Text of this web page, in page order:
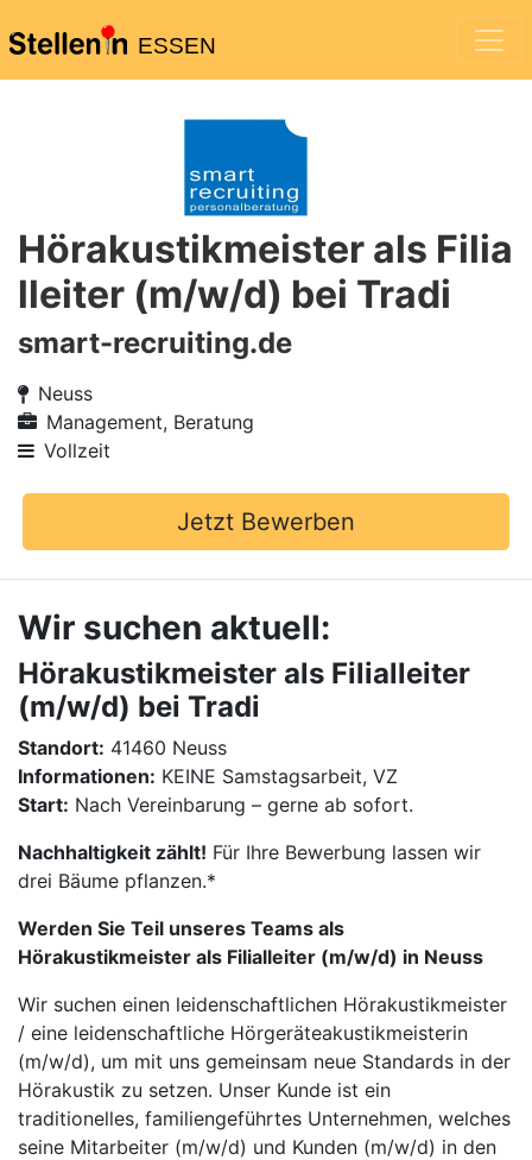
ESSEN
Hörakustikmeister als Filia
lleiter (m/w/d) bei Tradi
smart-recruiting.de
Neuss
Management, Beratung
Vollzeit
Jetzt Bewerben
Wir suchen aktuell:
Hörakustikmeister als Filialleiter
(m/w/d) bei Tradi
Standort: 41460 Neuss
Informationen: KEINE Samstagsarbeit, VZ
Start: Nach Vereinbarung – gerne ab sofort.
Nachhaltigkeit zählt! Für Ihre Bewerbung lassen wir
drei Bäume pflanzen.*
Werden Sie Teil unseres Teams als
Hörakustikmeister als Filialleiter (m/w/d) in Neuss
Wir suchen einen leidenschaftlichen Hörakustikmeister
/ eine leidenschaftliche Hörgeräteakustikmeisterin
(m/w/d), um mit uns gemeinsam neue Standards in der
Hörakustik zu setzen. Unser Kunde ist ein
traditionelles, familiengeführtes Unternehmen, welches
seine Mitarbeiter (m/w/d) und Kunden (m/w/d) in den